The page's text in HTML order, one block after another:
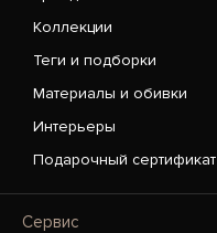
Коллекции
Теги и подборки
Материалы и обивки
Интерьеры
Подарочный сертификат
Сервис